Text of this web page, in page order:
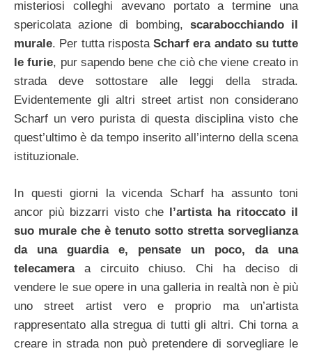
misteriosi colleghi avevano portato a termine una
spericolata azione di bombing, scarabocchiando il
murale. Per tutta risposta Scharf era andato su tutte
le furie, pur sapendo bene che ciò che viene creato in
strada deve sottostare alle leggi della strada.
Evidentemente gli altri street artist non considerano
Scharf un vero purista di questa disciplina visto che
quest’ultimo è da tempo inserito all’interno della scena
istituzionale.
In questi giorni la vicenda Scharf ha assunto toni
ancor più bizzarri visto che l’artista ha ritoccato il
suo murale che è tenuto sotto stretta sorveglianza
da una guardia e, pensate un poco, da una
telecameraa circuito chiuso. Chi ha deciso di
vendere le sue opere in una galleria in realtà non è più
uno street artist vero e proprio ma un’artista
rappresentato alla stregua di tutti gli altri. Chi torna a
creare in strada non può pretendere di sorvegliare le